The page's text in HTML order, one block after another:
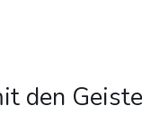
den